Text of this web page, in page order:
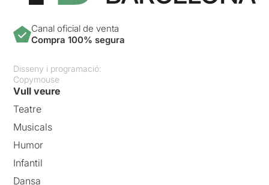
Canal oficial de venta
Compra 100% segura
Disseny i programació:
Copymouse
Vull veure
Teatre
Musicals
Humor
Infantil
Dansa